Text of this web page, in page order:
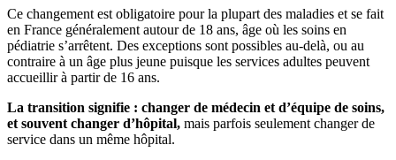
Ce changement est obligatoire pour la plupart des maladies et se fait
en France généralement autour de 18 ans, âge où les soins en
pédiatrie s’arrêtent. Des exceptions sont possibles au-delà, ou au
contraire à un âge plus jeune puisque les services adultes peuvent
accueillir à partir de 16 ans.
La transition signifie : changer de médecin et d’équipe de soins,
et souvent changer d’hôpital, mais parfois seulement changer de
service dans un même hôpital.